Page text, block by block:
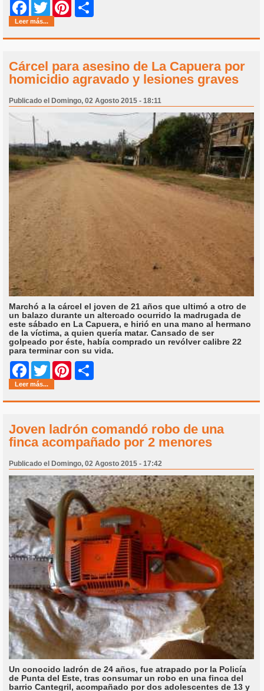
Facebook
Twitter Pinterest
Leer más...
Cárcel para asesino de La Capuera por
homicidio agravado y lesiones graves
Publicado el Domingo, 02 Agosto 2015 - 18:11
Marchó a la cárcel el joven de 21 años que ultimó a otro de
un balazo durante un altercado ocurrido la madrugada de
este sábado en La Capuera, e hirió en una mano al hermano
de la víctima, a quien quería matar. Cansado de ser
golpeado por éste, había comprado un revólver calibre 22
para terminar con su vida.
Facebook
Twitter Pinterest
Leer más...
Joven ladrón comandó robo de una
finca acompañado por 2 menores
Publicado el Domingo, 02 Agosto 2015 - 17:42
Un conocido ladrón de 24 años, fue atrapado por la Policía
de Punta del Este, tras consumar un robo en una finca del
barrio Cantegril, acompañado por dos adolescentes de 13 y